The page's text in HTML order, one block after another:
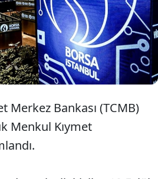
407,6 milyon dolarlık hisse
178 milyon dolarlık devlet iç
senedi aldı.
Merkez Bankası (TCMB)
Menkul Kıymet